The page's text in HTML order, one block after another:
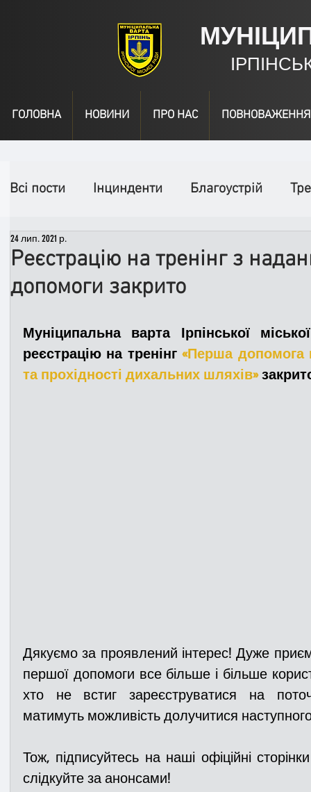
ГОЛОВНА НОВИНИ ПРО НАС ПОВНОВАЖЕННЯ
Всі пости Інцинденти Благоустрій
День народження
Медицина Новини ДТП
Реєстрацію на тренінг з
допомоги закрито
24 лип. 2021 р.
Муніципальна варта Ірпінської
реєстрацію на тренінг «Перша допомога
та прохідності дихальних шляхів»
Дякуємо за проявлений інтерес! Дуже
першої допомоги все більше і більше
хто не встиг зареєструватися на
матимуть можливість долучитися
Тож, підписуйтесь на наші офіційні
слідкуйте за анонсами!